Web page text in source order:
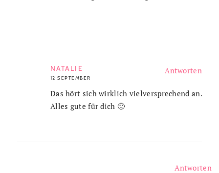
NATALIE
12 SEPTEMBER
Das hört sich wirklich vielversprechend an.
Alles gute für dich 🙂
Antworten
Antworten